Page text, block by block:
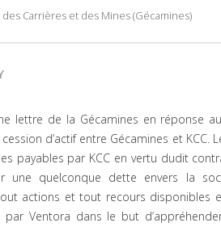
Carrières et des Mines (Gécamines)
lettre de la Gécamines en réponse
d’actif entre Gécamines et KCC.
payables par KCC en vertu dudit
une quelconque dette envers la
actions et tout recours disponibles
par Ventora dans le but